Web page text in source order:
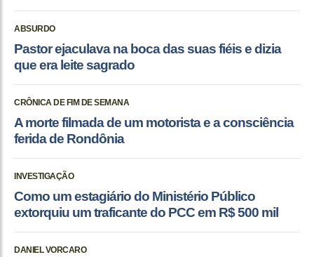
ABSURDO
Pastor ejaculava na boca das suas fiéis e dizia
que era leite sagrado
CRÔNICA DE FIM DE SEMANA
A morte filmada de um motorista e a consciência
ferida de Rondônia
INVESTIGAÇÃO
Como um estagiário do Ministério Público
extorquiu um traficante do PCC em R$ 500 mil
DANIEL VORCARO